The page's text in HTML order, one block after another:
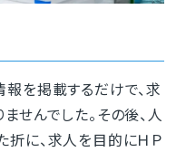
を掲載するだけで、求
せんでした。その後、人
に、求人を目的にＨＰ